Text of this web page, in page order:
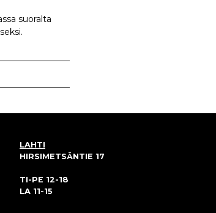
suoralta
LAHTI
HIRSIMETSÄNTIE 17
TI-PE 12-18
LA 11-15